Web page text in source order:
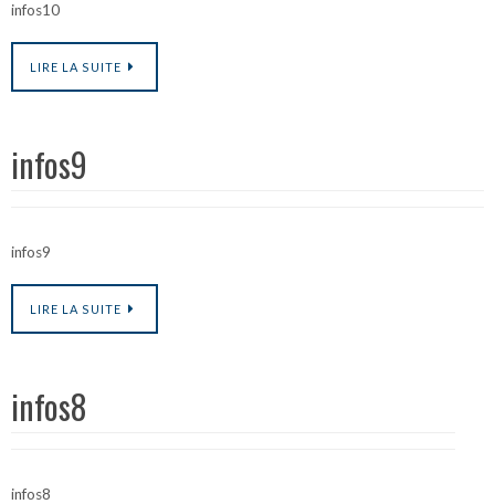
infos10
LIRE LA SUITE
infos9
infos9
LIRE LA SUITE
infos8
infos8